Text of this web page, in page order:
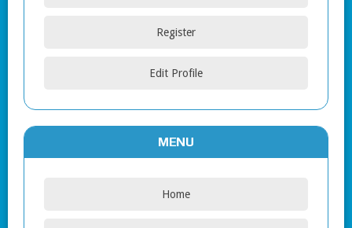
Register
Edit Profile
MENU
Home